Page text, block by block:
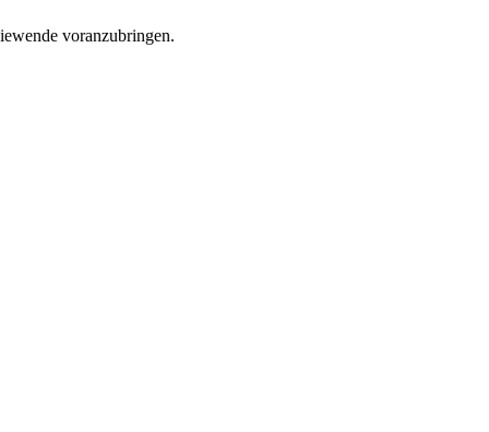
voranzubringen.